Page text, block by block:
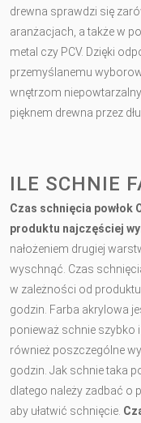
drewna sprawdzi się
aranżacjach, a także w
metal czy PCV. Dzięki
przemyślanemu
wnętrzom
pięknem drewna przez
ILE SCHNIE
Czas schnięcia powłok
produktu najczęściej
nałożeniem drugiej
wyschnąć. Czas
w zależności od
godzin. Farba akrylowa
ponieważ schnie szybko
również poszczególne
godzin. Jak schnie taka
dlatego należy zadbać o
aby ułatwić schnięcie.